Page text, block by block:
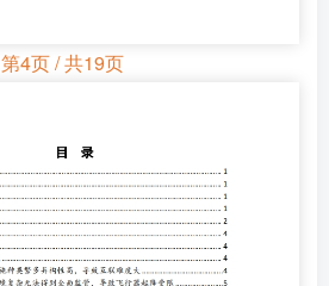
第4页 / 共19页